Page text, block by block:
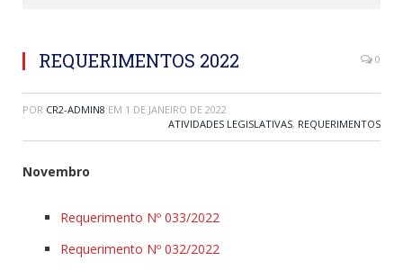
REQUERIMENTOS 2022 0
POR CR2-ADMIN8 EM 1 DE JANEIRO DE 2022
ATIVIDADES LEGISLATIVAS, REQUERIMENTOS
Novembro
Requerimento Nº 033/2022
Requerimento Nº 032/2022